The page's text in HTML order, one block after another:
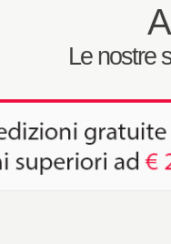
Le nostre